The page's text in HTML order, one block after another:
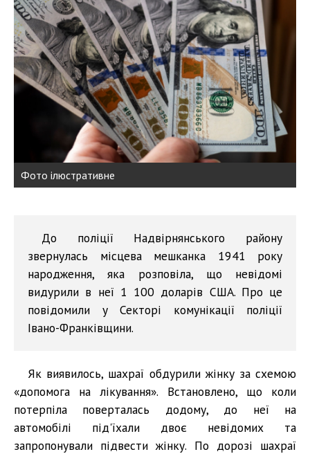
Фото ілюстративне
До поліції Надвірнянського району
звернулась місцева мешканка 1941 року
народження, яка розповіла, що невідомі
видурили в неї 1 100 доларів США. Про це
повідомили у Секторі комунікації поліції
Івано-Франківщини.
Як виявилось, шахраї обдурили жінку за схемою
«допомога на лікування». Встановлено, що коли
потерпіла поверталась додому, до неї на
автомобілі під'їхали двоє невідомих та
запропонували підвести жінку. По дорозі шахраї